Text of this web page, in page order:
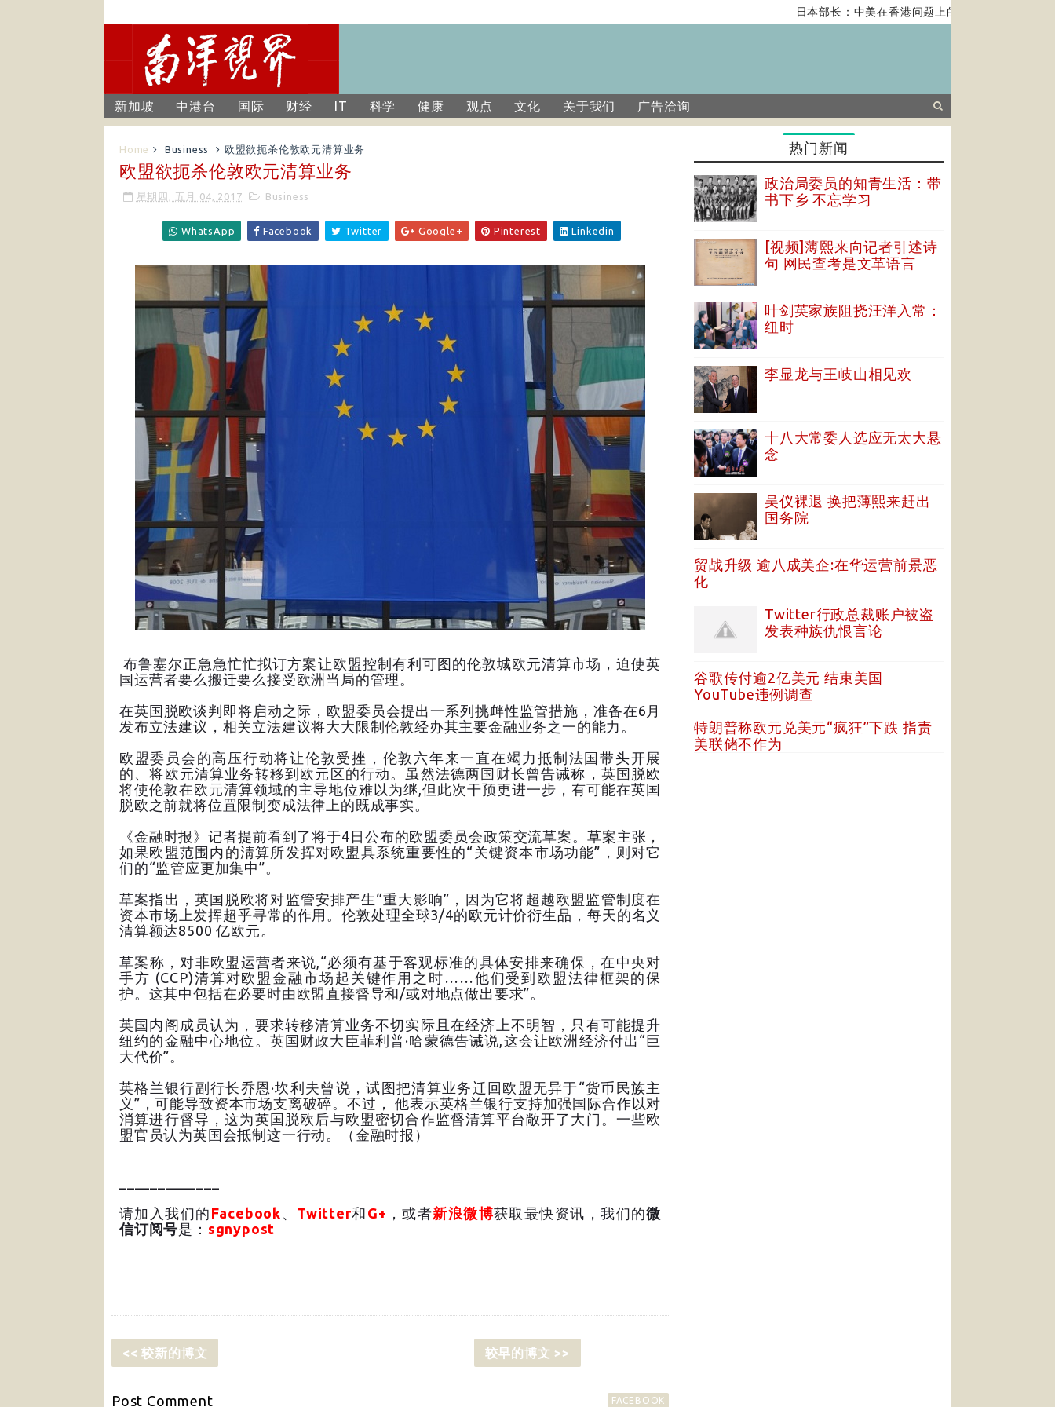
日本部长：中美在香港问题上的紧张关系对全球经济
新加坡 中港台 国际 财经 IT 科学 健康 观点 文化 关于我们 广告洽询
Home Business 欧盟欲扼杀伦敦欧元清算业务
欧盟欲扼杀伦敦欧元清算业务
星期四, 五月 04, 2017 Business
WhatsApp Facebook Twitter Google+ Pinterest Linkedin
布鲁塞尔正急急忙忙拟订方案让欧盟控制有利可图的伦敦城欧元清算市场，迫使英
国运营者要么搬迁要么接受欧洲当局的管理。
在英国脱欧谈判即将启动之际，欧盟委员会提出一系列挑衅性监管措施，准备在6月
发布立法建议，相关立法建议将大大限制伦敦经办其主要金融业务之一的能力。
欧盟委员会的高压行动将让伦敦受挫，伦敦六年来一直在竭力抵制法国带头开展
的、将欧元清算业务转移到欧元区的行动。虽然法德两国财长曾告诫称，英国脱欧
将使伦敦在欧元清算领域的主导地位难以为继,但此次干预更进一步，有可能在英国
脱欧之前就将位罝限制变成法律上的既成事实。
《金融时报》记者提前看到了将于4日公布的欧盟委员会政策交流草案。草案主张，
如果欧盟范围内的淸算所发挥对欧盟具系统重要性的“关键资本市场功能”，则对它
们的“监管应更加集中”。
草案指出，英国脱欧将对监管安排产生“重大影响”，因为它将超越欧盟监管制度在
资本市场上发挥超乎寻常的作用。伦敦处理全球3/4的欧元计价衍生品，每天的名义
清算额达8500 亿欧元。
草案称，对非欧盟运营者来说,“必须有基于客观标准的具体安排来确保，在中央对
手方 (CCP)清算对欧盟金融市场起关键作用之时……他们受到欧盟法律框架的保
护。这其中包括在必要时由欧盟直接督导和/或对地点做出要求”。
英国内阁成员认为，要求转移清算业务不切实际且在经济上不明智，只有可能提升
纽约的金融中心地位。英国财政大臣菲利普·哈蒙德告诫说,这会让欧洲经济付出“巨
大代价”。
英格兰银行副行长乔恩·坎利夫曾说，试图把清算业务迁回欧盟无异于“货币民族主
义”，可能导致资本市场支离破碎。不过， 他表示英格兰银行支持加强国际合作以对
消算进行督导，这为英国脱欧后与欧盟密切合作监督清算平台敞开了大门。一些欧
盟官员认为英国会抵制这一行动。（金融时报）
请加入我们的 Facebook 、 Twitter和 G+ ，或者新浪微博获取最快资讯，我们的微
信订阅号是： sgnypost
<< 较新的博文 较早的博文 >>
Post Comment FACEBOOK
热门新闻
政治局委员的知青生活：带
书下乡 不忘学习
[视频]薄熙来向记者引述诗
句 网民查考是文革语言
叶剑英家族阻挠汪洋入常：
纽时
李显龙与王岐山相见欢
十八大常委人选应无太大悬
念
吴仪裸退 换把薄熙来赶出
国务院
贸战升级 逾八成美企:在华运营前景恶
化
Twitter行政总裁账户被盗
发表种族仇恨言论
谷歌传付逾2亿美元 结束美国
YouTube违例调查
特朗普称欧元兑美元“疯狂”下跌 指责
美联储不作为